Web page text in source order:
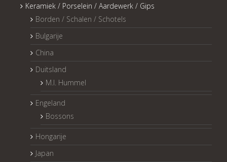
Keramiek / Porselein / Aardewerk / Gips
Borden / Schalen / Schotels
Bulgarije
China
Duitsland
M.I. Hummel
Engeland
Bossons
Hongarije
Japan